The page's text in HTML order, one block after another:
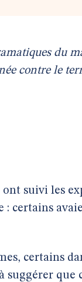
du
contre le
suivi les
: certains
certains
suggérer que